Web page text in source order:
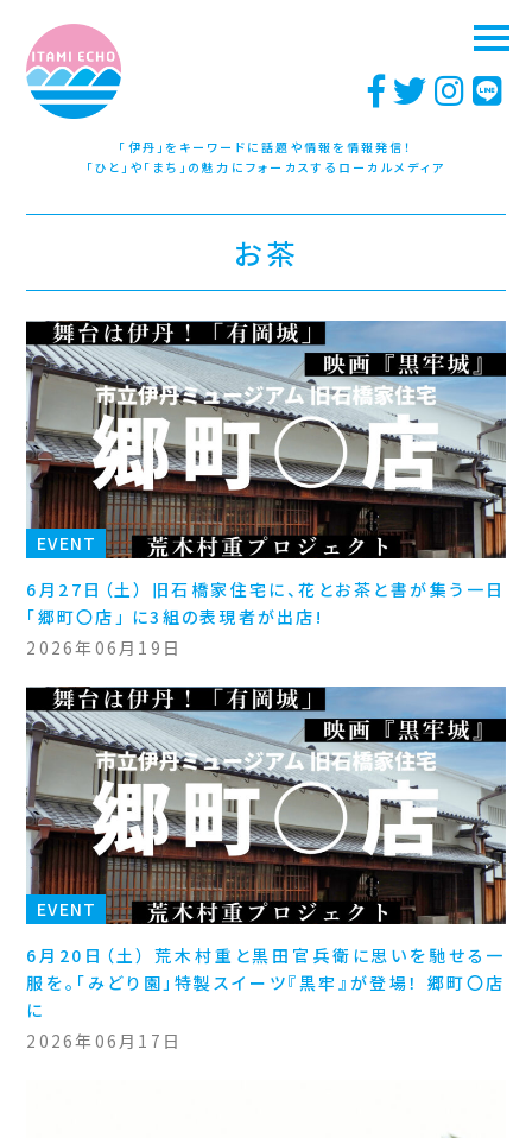
「伊丹」をキーワードに話題や情報を情報発信！
「ひと」や「まち」の魅力にフォーカスするローカルメディア
お茶
EVENT
6月27日（土） 旧石橋家住宅に、花とお茶と書が集う一日
「郷町〇店」 に3組の表現者が出店!
2026年06月19日
EVENT
6月20日（土） 荒木村重と黒田官兵衛に思いを馳せる一
服を。「みどり園」特製スイーツ『黒牢』が登場！ 郷町〇店
に
2026年06月17日